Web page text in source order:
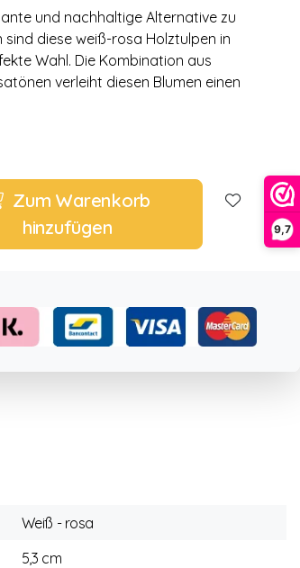
9,7
und nachhaltige Alternative zu
sind diese weiß-rosa Holztulpen in
Wahl. Die Kombination aus
verleiht diesen Blumen einen
Zum Warenkorb
hinzufügen
Weiß - rosa
5,3 cm